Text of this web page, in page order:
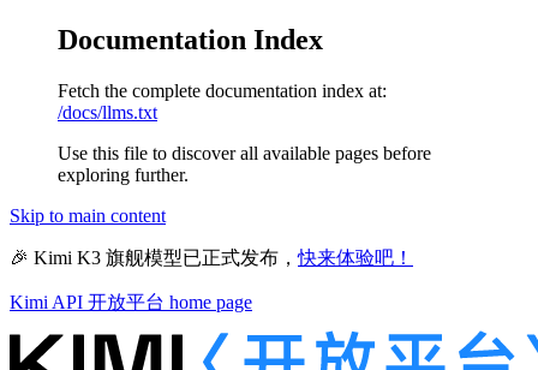
Documentation Index
Fetch the complete documentation index at:
/docs/llms.txt
Use this file to discover all available pages before
exploring further.
Skip to main content
🎉 Kimi K3 旗舰模型已正式发布，快来体验吧！
Kimi API 开放平台 home page